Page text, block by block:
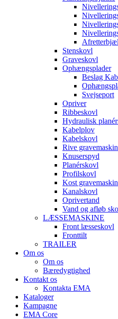
Stenskovl
Graveskovl
Ophængsplader
Beslag
Svejseport
Opriver
Ribbeskovl
Hydraulisk
Kabelplov
Kabelskovl
Rive
Knuserspyd
Planérskovl
Profilskovl
Kost
Kanalskovl
Oprivertand
Vand og afløb
LÆSSEMASKINE
Front læsseskovl
Fronttilt
TRAILER
Om os
Om os
Bæredygtighed
Kontakt os
Kontakta EMA
Kataloger
Kampagne
EMA Core